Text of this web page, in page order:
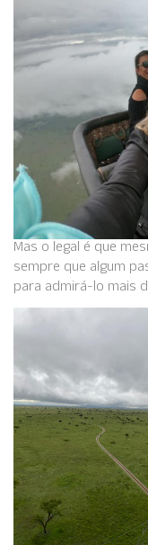
Mas o legal é que
sempre que algum
para admirá-lo mais